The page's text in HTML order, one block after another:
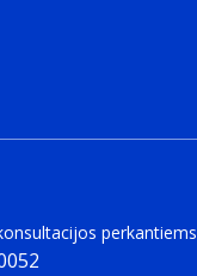
perkantiems